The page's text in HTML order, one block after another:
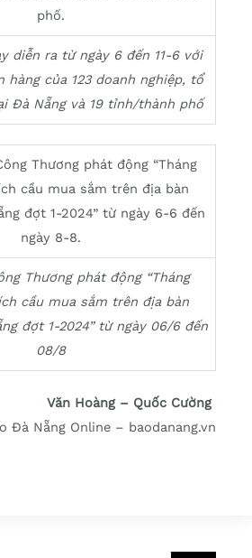
diễn ra từ ngày 6 đến 11-6 với
hàng của 123 doanh nghiệp, tổ
Đà Nẵng và 19 tỉnh/thành phố
Thương phát động “Tháng
cầu mua sắm trên địa bàn
đợt 1-2024” từ ngày 06/6 đến
08/8
Văn Hoàng – Quốc Cường
Đà Nẵng Online – baodanang.vn